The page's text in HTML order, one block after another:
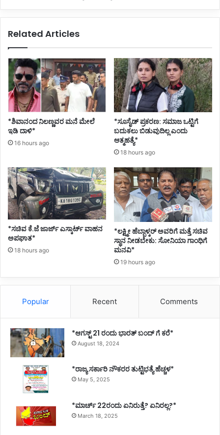
Related Articles
*ಶಿವಾನಂದ ನಿಲಣ್ಣವರ ಮನೆ ಮೇಲೆ
ಇಡಿ ದಾಳಿ*
16 hours ago
*ಸೂಸೈಡ್ ಪ್ರಕರಣ: ಸಮಾಜ ಒಟ್ಟಿಗೆ
ಬದುಕಲು ಬಿಡುವುದಿಲ್ಲ ಎಂದು
ಆತ್ಮಹತ್ಯೆ*
18 hours ago
*ಸಚಿವ ಕೆ.ಜೆ ಜಾರ್ಜ್ ಎಸ್ಕಾರ್ಟ್ ವಾಹನ
ಅಪಘಾತ*
18 hours ago
*ಲಕ್ಷ್ಮೀ ಹೆಬ್ಬಾಳ್ಕರ್ ಅವರಿಗೆ ಮತ್ತೆ ಸಚಿವ
ಸ್ಥಾನ ನೀಡಬೇಕು: ಸೋನಿಯಾ ಗಾಂಧಿಗೆ
ಮನವಿ*
19 hours ago
Popular Recent Comments
*ಆಗಸ್ಟ್ 21 ರಂದು ಭಾರತ್‌ ಬಂದ್‌ ಗೆ ಕರೆ*
August 18, 2024
*ರಾಜ್ಯ ಸರ್ಕಾರಿ ನೌಕರರ ತುಟ್ಟಿಭತ್ಯೆ ಹೆಚ್ಚಳ*
May 5, 2025
*ಮಾರ್ಚ್ 22ರಂದು ಏನಿರುತ್ತೆ? ಏನಿರಲ್ಲ?*
March 18, 2025